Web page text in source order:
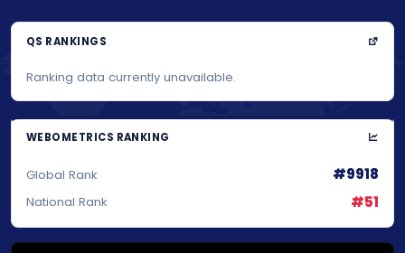
QS RANKINGS
Ranking data currently unavailable.
WEBOMETRICS RANKING
Global Rank #9918
National Rank #51